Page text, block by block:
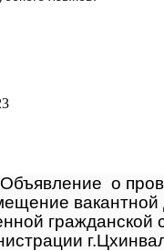
Объявление о
гражданской